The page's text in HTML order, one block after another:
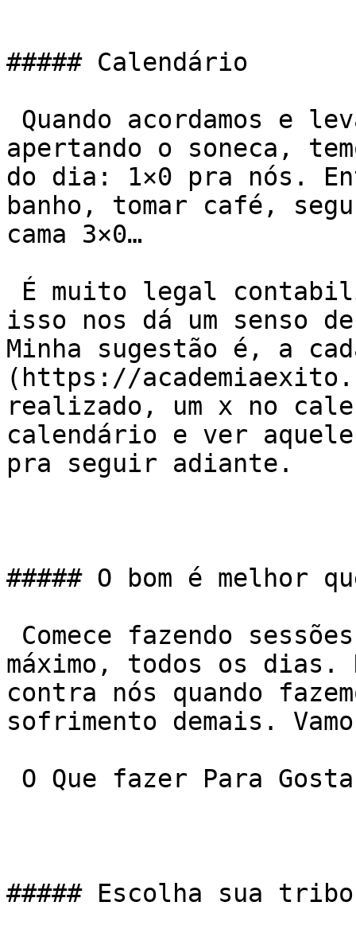
##### Calendário
apertando o soneca,
do dia: 1×0 pra nós.
banho, tomar café,
cama 3×0…
isso nos dá um senso
Minha sugestão é, a
(https://
realizado, um x no
calendário e ver
pra seguir adiante.
##### O bom é melhor
máximo, todos os
contra nós quando
sofrimento demais.
##### Escolha sua tribo